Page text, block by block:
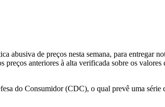
de preços nesta semana, para entregar
anteriores à alta verificada sobre os
do Consumidor (CDC), o qual prevê uma série